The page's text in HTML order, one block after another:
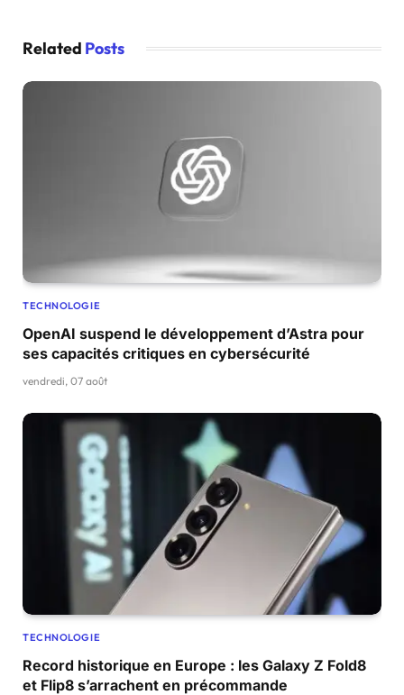
Related Posts
TECHNOLOGIE
OpenAI suspend le développement d’Astra pour
ses capacités critiques en cybersécurité
vendredi, 07 août
TECHNOLOGIE
Record historique en Europe : les Galaxy Z Fold8
et Flip8 s’arrachent en précommande